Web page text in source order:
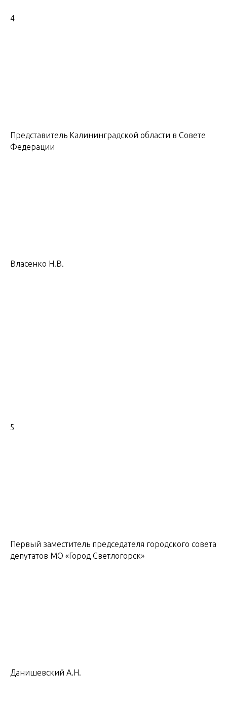
4
Представитель Калининградской области в Совете
Федерации
Власенко Н.В.
5
Первый заместитель председателя городского совета
депутатов МО «Город Светлогорск»
Данишевский А.Н.